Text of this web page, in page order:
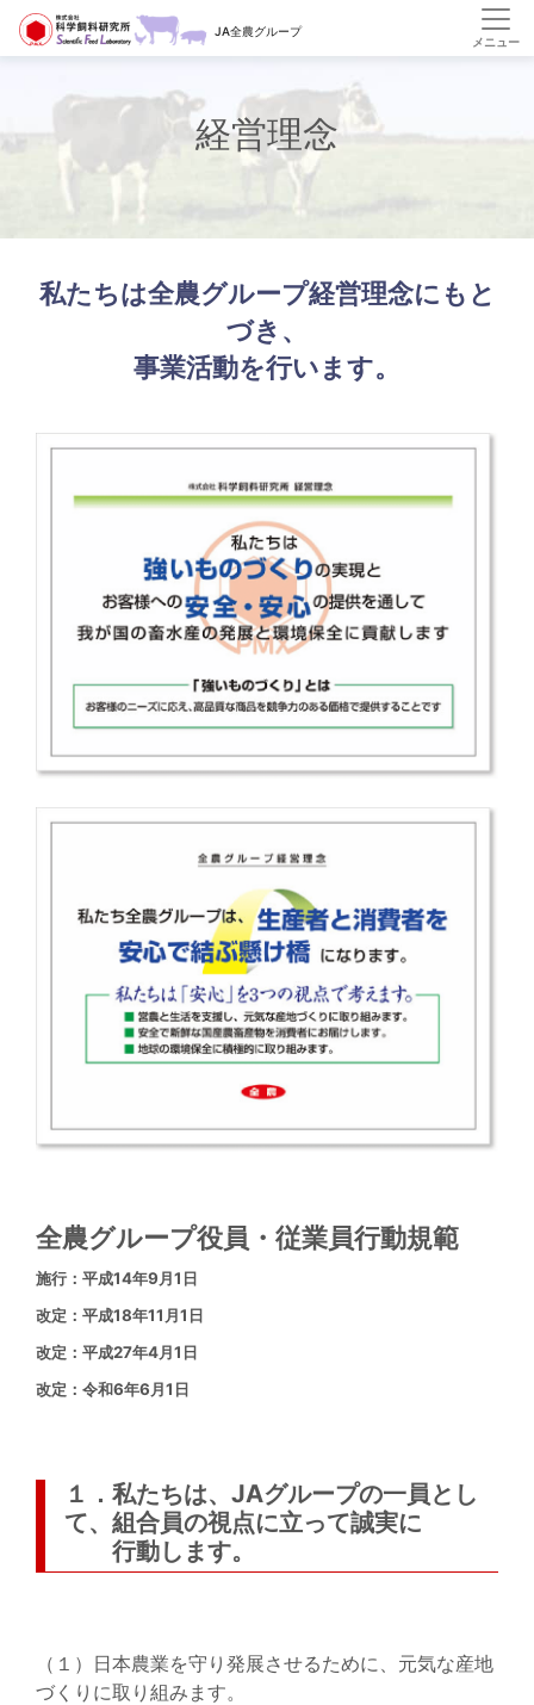
JA全農グループ
HOME 会社案内 経営理念
経営理念
私たちは全農グループ経営理念にもと
づき、
事業活動を行います。
全農グループ役員・従業員行動規範
施行：平成14年9月1日
改定：平成18年11月1日
改定：平成27年4月1日
改定：令和6年6月1日
１．私たちは、JAグループの一員とし
て、組合員の視点に立って誠実に
行動します。
（１） 日本農業を守り発展させるために、元気な産地
づくりに取り組みます。